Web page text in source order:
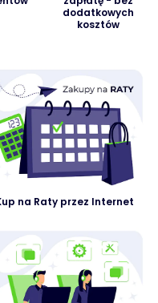
dodatkowych
kosztów
na Raty przez Internet